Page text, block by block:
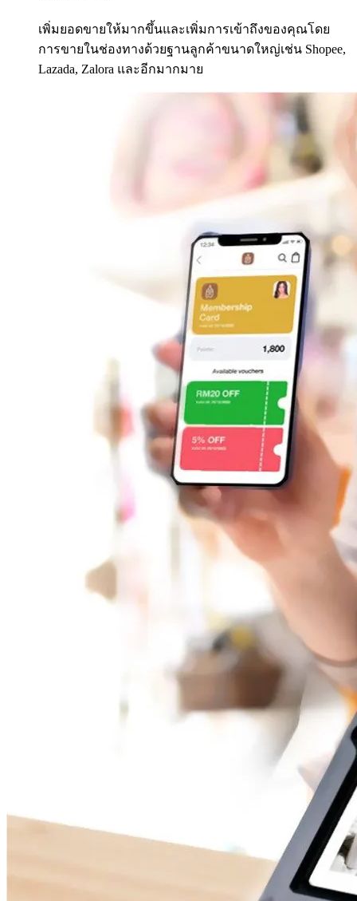
เพิ่มยอดขายให้มากขึ้นและเพิ่มการเข้าถึงของคุณโดย
การขายในช่องทางด้วยฐานลูกค้าขนาดใหญ่เช่น Shopee,
Lazada, Zalora และอีกมากมาย